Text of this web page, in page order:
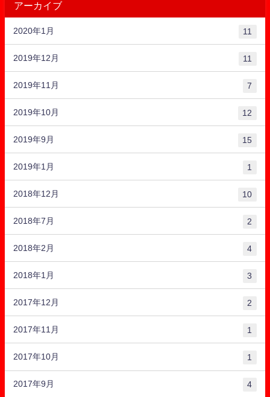
アーカイブ
2020年1月 11
2019年12月 11
2019年11月 7
2019年10月 12
2019年9月 15
2019年1月 1
2018年12月 10
2018年7月 2
2018年2月 4
2018年1月 3
2017年12月 2
2017年11月 1
2017年10月 1
2017年9月 4